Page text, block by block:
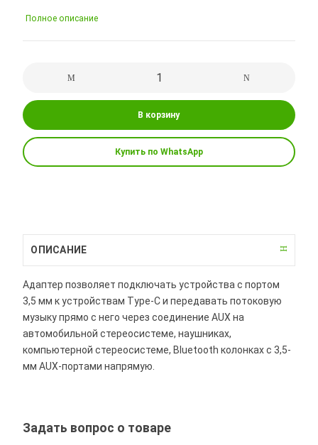
Полное описание
В корзину
Купить по WhatsApp
ОПИСАНИЕ
Адаптер позволяет подключать устройства с портом
3,5 мм к устройствам Type-C и передавать потоковую
музыку прямо с него через соединение AUX на
автомобильной стереосистеме, наушниках,
компьютерной стереосистеме, Bluetooth колонках с 3,5-
мм AUX-портами напрямую.
Задать вопрос о товаре